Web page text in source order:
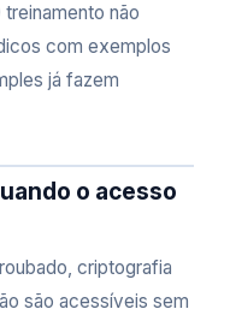
não
com exemplos
já fazem
o acesso
criptografia
são acessíveis sem